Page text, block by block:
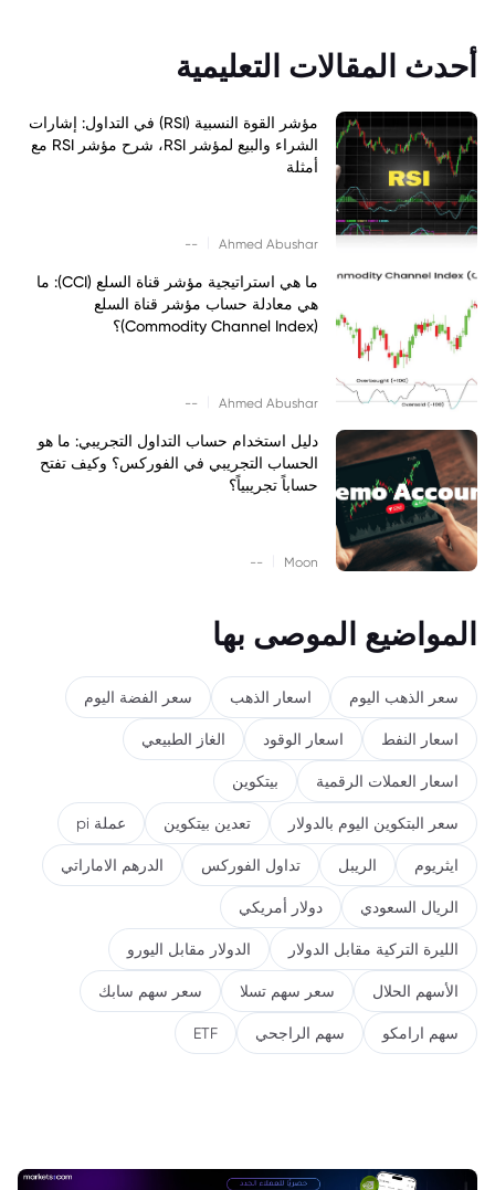
أحدث المقالات التعليمية
مؤشر القوة النسبية (RSI) في التداول: إشارات
الشراء والبيع لمؤشر RSI، شرح مؤشر RSI مع
أمثلة
Ahmed Abushar
--
ما هي استراتيجية مؤشر قناة السلع (CCI): ما
هي معادلة حساب مؤشر قناة السلع
(Commodity Channel Index)؟
Ahmed Abushar
--
دليل استخدام حساب التداول التجريبي: ما هو
الحساب التجريبي في الفوركس؟ وكيف تفتح
حساباً تجريبياً؟
Moon
--
المواضيع الموصى بها
سعر الذهب اليوم اسعار الذهب سعر الفضة اليوم
اسعار النفط اسعار الوقود الغاز الطبيعي
اسعار العملات الرقمية بيتكوين
سعر البتكوين اليوم بالدولار تعدين بيتكوين عملة pi
ايثريوم الريبل تداول الفوركس الدرهم الاماراتي
الريال السعودي دولار أمريكي
الليرة التركية مقابل الدولار الدولار مقابل اليورو
الأسهم الحلال سعر سهم تسلا سعر سهم سابك
سهم ارامكو سهم الراجحي ETF